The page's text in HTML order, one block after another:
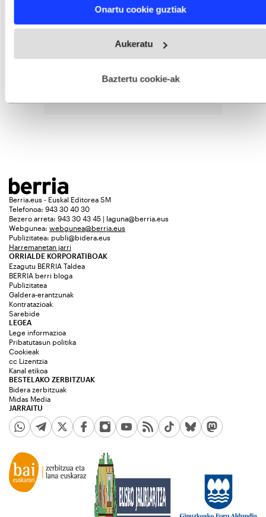
and set your preferences in thedetails section
fitxategiak erabiltzen ditu. Zure esperientzia eta zerbitzuak
esplizitua ematen diguzu.Gehiago irakurri
Onartu cookie guztiak
Aukeratu
Baztertu cookie-ak
Berria.eus - Euskal Editorea SM
Telefonoa: 943 30 40 30
Bezero arreta: 943 30 43 45 | laguna@berria.eus
Webgunea: webgunea@berria.eus
Publizitatea: publi@bidera.eus
Harremanetan jarri
ORRIALDE KORPORATIBOAK
Ezagutu BERRIA Taldea
BERRIA berri bloga
Publizitatea
Galdera-erantzunak
Kontratazioak
Sarebide
JARRAITU
LEGEA
Lege informazioa
Pribatutasun politika
Cookieak
cc Lizentzia
Kanal etikoa
BESTELAKO ZERBITZUAK
Bidera zerbitzuak
Midas Media